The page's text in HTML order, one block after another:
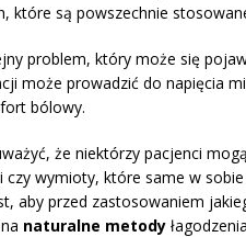
które są powszechnie
problem, który może się
może prowadzić do napięcia
bólowy.
że niektórzy pacjenci
czy wymioty, które same w
aby przed zastosowaniem
naturalne metody